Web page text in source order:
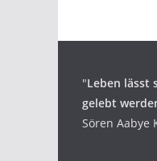
"Leben lässt
gelebt
Sören Aabye